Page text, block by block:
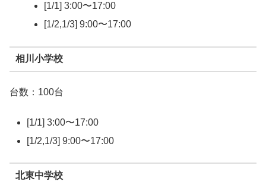
[1/1] 3:00〜17:00
[1/2,1/3] 9:00〜17:00
相川小学校
台数：100台
[1/1] 3:00〜17:00
[1/2,1/3] 9:00〜17:00
北東中学校